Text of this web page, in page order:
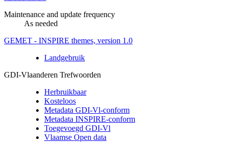
Maintenance and update frequency
As needed
GEMET - INSPIRE themes, version 1.0
Landgebruik
GDI-Vlaanderen Trefwoorden
Herbruikbaar
Kosteloos
Metadata GDI-Vl-conform
Metadata INSPIRE-conform
Toegevoegd GDI-Vl
Vlaamse Open data